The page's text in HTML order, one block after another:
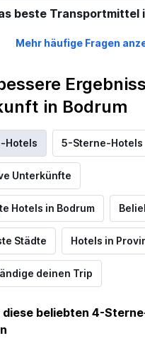
beste Transportmittel
Mehr häufige Fragen
in Bodrum
Hotels 5-Sterne-Hotels
Unterkünfte
Hotels in Bodrum
Städte Hotels in
deinen Trip
diese beliebten 4-